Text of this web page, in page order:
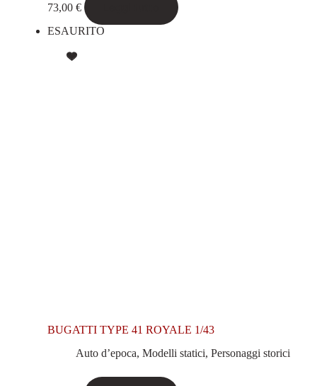
73,00 €
ESAURITO
BUGATTI TYPE 41 ROYALE 1/43
Auto d’epoca, Modelli statici, Personaggi storici